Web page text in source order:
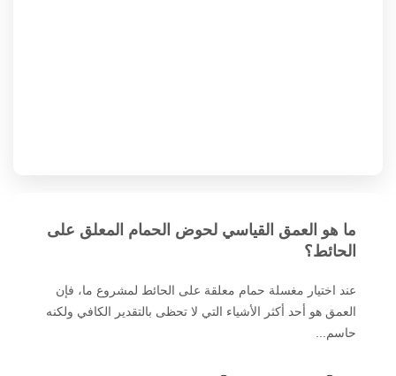
ما هو العمق القياسي لحوض الحمام المعلق على
الحائط؟
عند اختيار مغسلة حمام معلقة على الحائط لمشروع ما، فإن
العمق هو أحد أكثر الأشياء التي لا تحظى بالتقدير الكافي ولكنه
حاسم...